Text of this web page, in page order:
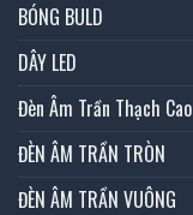
BÓNG BULD
DÂY LED
Đèn Âm Trần Thạch Cao
ĐÈN ÂM TRẦN TRÒN
ĐÈN ÂM TRẦN VUÔNG